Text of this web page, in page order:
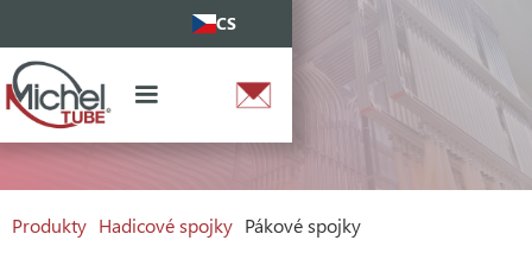
CS
Produkty Hadicové spojky Pákové spojky